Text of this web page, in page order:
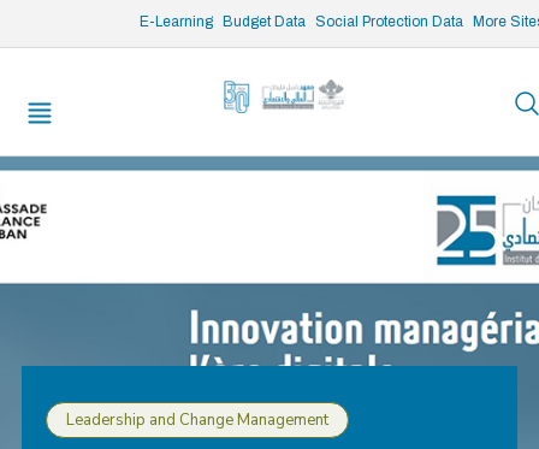
E-Learning Budget Data Social Protection Data More
/* opened search */
Leadership and Change Management